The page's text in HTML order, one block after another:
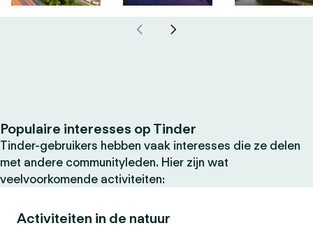
Populaire interesses op Tinder
Tinder-gebruikers hebben vaak interesses die ze delen
met andere communityleden. Hier zijn wat
veelvoorkomende activiteiten:
Activiteiten in de natuur